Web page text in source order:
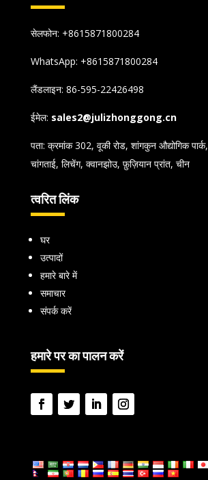
सेलफोन: +8615871800284
WhatsApp: +8615871800284
लैंडलाइन: 86-595-22426498
ईमेल: sales2@julizhonggong.cn
पता: क्रमांक 302, वूकी रोड, शांगकुन औद्योगिक पार्क,
चांगताई, लिचेंग, क्वानझोउ, फ़ुज़ियान प्रांत, चीन
त्वरित लिंक
घर
उत्पादों
हमारे बारे में
समाचार
संपर्क करें
हमारे पर का पालन करें